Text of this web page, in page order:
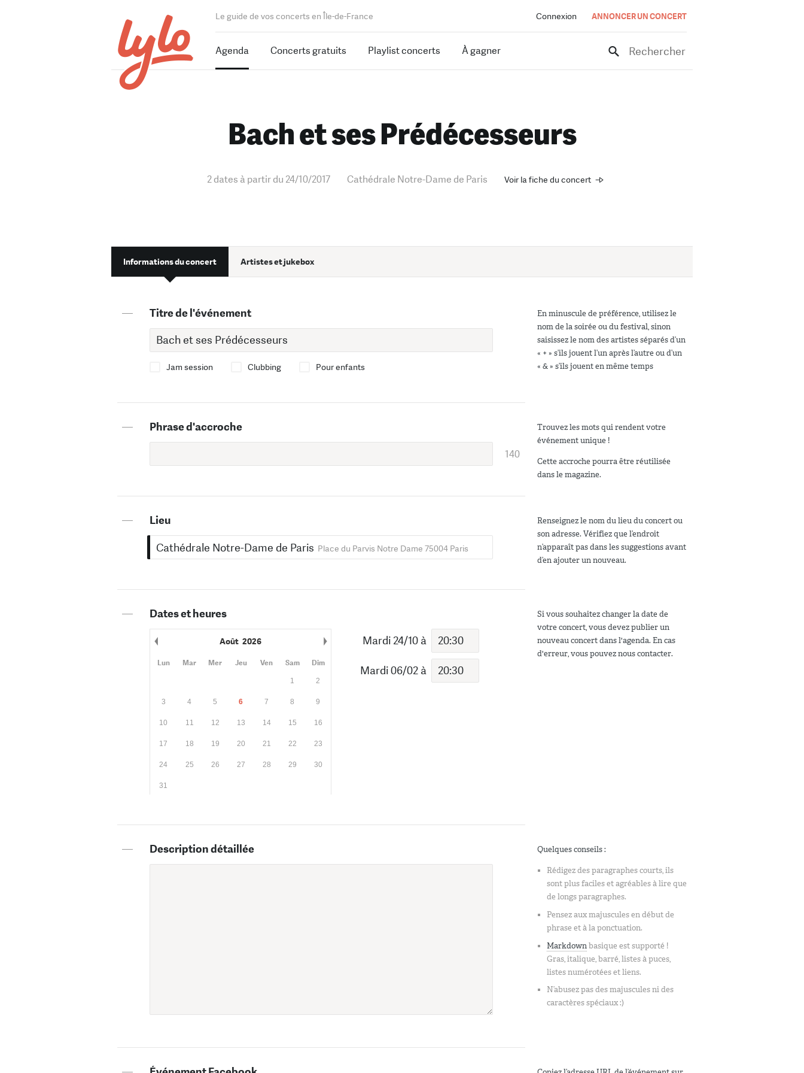
Connexion ANNONCER UN CONCERT
Le guide de vos concerts en Île-de-France
Agenda Concerts gratuits Playlist concerts À gagner Rechercher
Bach et ses Prédécesseurs
2 dates à partir du 24/10/2017 Cathédrale Notre-Dame de Paris Voir la fiche du concert
Informations du concert Artistes et jukebox
— Titre de l'événement
Jam session Clubbing Pour enfants
En minuscule de préférence, utilisez le
nom de la soirée ou du festival, sinon
saisissez le nom des artistes séparés d’un
« + » s’ils jouent l’un après l’autre ou d’un
« & » s’ils jouent en même temps
— Phrase d'accroche
140
Trouvez les mots qui rendent votre
événement unique !
Cette accroche pourra être réutilisée
dans le magazine.
—
Lieu
Cathédrale Notre-Dame de Paris Place du Parvis Notre Dame 75004 Paris
Renseignez le nom du lieu du concert ou
son adresse. Vérifiez que l’endroit
n’apparaît pas dans les suggestions avant
d’en ajouter un nouveau.
— Dates et heures
Août 2026 Mois suivant
Lun Mar Mer Jeu Ven Sam Dim
1 2
3 4 5 6 7 8 9
10 11 12 13 14 15 16
17 18 19 20 21 22 23
24 25 26 27 28 29 30
31
Mardi 24/10 à
Mardi 06/02 à
Si vous souhaitez changer la date de
votre concert, vous devez publier un
nouveau concert dans l'agenda. En cas
d'erreur, vous pouvez nous contacter.
— Description détaillée Quelques conseils :
Rédigez des paragraphes courts, ils
sont plus faciles et agréables à lire que
de longs paragraphes.
Pensez aux majuscules en début de
phrase et à la ponctuation.
Markdownbasique est supporté !
Gras, italique, barré, listes à puces,
listes numérotées et liens.
N’abusez pas des majuscules ni des
caractères spéciaux :)